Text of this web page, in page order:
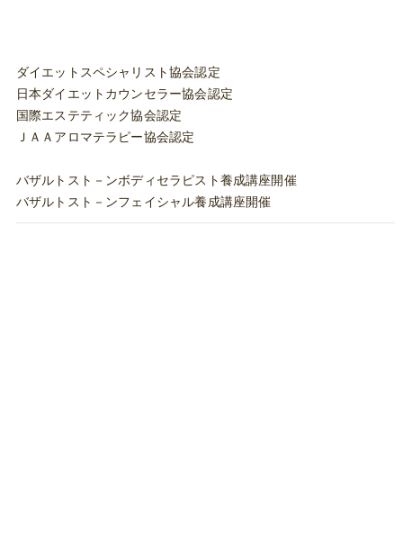
ダイエットスペシャリスト協会認定
日本ダイエットカウンセラー協会認定
国際エステティック協会認定
ＪＡＡアロマテラピー協会認定
バザルトスト－ンボディセラピスト養成講座開催
バザルトスト－ンフェイシャル養成講座開催